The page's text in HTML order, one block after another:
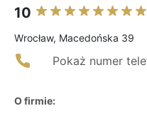
10
Wrocław, Macedońska 39
Pokaż numer
O firmie: